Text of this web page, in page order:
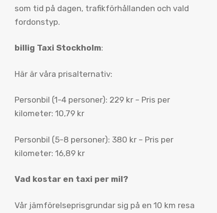
som tid på dagen, trafikförhållanden och vald
fordonstyp.
billig Taxi Stockholm:
Här är våra prisalternativ:
Personbil (1-4 personer): 229 kr – Pris per
kilometer: 10,79 kr
Personbil (5-8 personer): 380 kr – Pris per
kilometer: 16,89 kr
Vad kostar en taxi per mil?
Vår jämförelseprisgrundar sig på en 10 km resa